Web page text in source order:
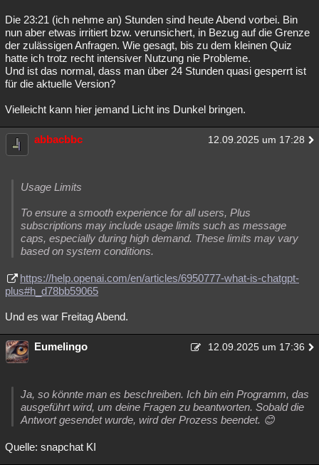
Die 23:21 (ich nehme an) Stunden sind heute Abend vorbei. Bin
nun aber etwas irritiert bzw. verunsichert, in Bezug auf die Grenze
der zulässigen Anfragen. Wie gesagt, bis zu dem kleinen Quiz
hatte ich trotz recht intensiver Nutzung nie Probleme.
Und ist das normal, dass man über 24 Stunden quasi gesperrt ist
für die aktuelle Version?
Vielleicht kann hier jemand Licht ins Dunkel bringen.
abbacbbc 12.09.2025 um 17:28
Usage Limits
To ensure a smooth experience for all users, Plus
subscriptions may include usage limits such as message
caps, especially during high demand. These limits may vary
based on system conditions.
https://help.openai.com/en/articles/6950777-what-is-chatgpt-
plus#h_d78bb59065
Und es war Freitag Abend.
Eumelingo 12.09.2025 um 17:36
Ja, so könnte man es beschreiben. Ich bin ein Programm, das
ausgeführt wird, um deine Fragen zu beantworten. Sobald die
Antwort gesendet wurde, wird der Prozess beendet. 😊
Quelle: snapchat KI